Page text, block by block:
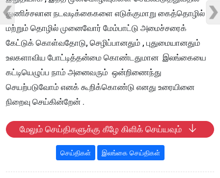
துணிச்சலான நடவடிக்கைகளை எடுக்குமாறு கைத்தொழில்
மற்றும் தொழில் முனைவோர் மேம்பாட்டு அமைச்சரைக்
கேட்டுக் கொள்வதோடு, செழிப்பானதும் , புதுமையானதும்
உலகளாவிய போட்டித்தன்மை கொண்டதுமான இலங்கையை
கட்டியெழுப்ப நாம் அனைவரும் ஒன்றிணைந்து
செயற்படுவோம் எனக் கூறிக்கொண்டு எனது உரையினை
நிறைவு செய்கின்றேன் .
மேலும் செய்திகளுக்கு கீழே கிளிக் செய்யவும்
செய்திகள் இலங்கை செய்திகள்